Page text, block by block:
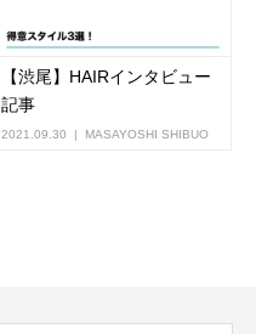
【渋尾】HAIRインタビュー
記事
2021.09.30 MASAYOSHI SHIBUO